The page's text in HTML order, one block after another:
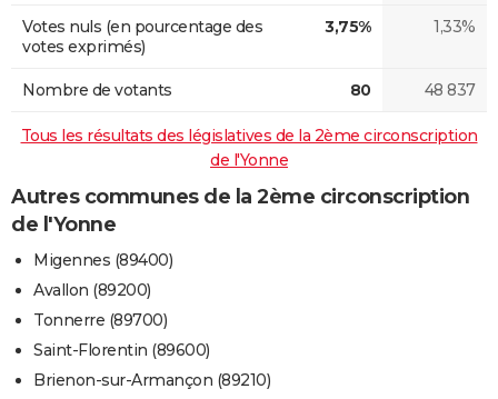
Votes nuls (en pourcentage des
votes exprimés)
3,75% 1,33%
Nombre de votants 80 48 837
Tous les résultats des législatives de la 2ème circonscription
de l'Yonne
Autres communes de la 2ème circonscription
de l'Yonne
Migennes (89400)
Avallon (89200)
Tonnerre (89700)
Saint-Florentin (89600)
Brienon-sur-Armançon (89210)